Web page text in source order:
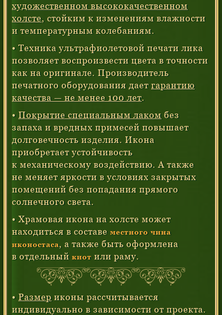
художественном высококачественном
холсте, стойким к изменениям влажности
и температурным колебаниям.
• Техника ультрафиолетовой печати лика
позволяет воспроизвести цвета в точности
как на оригинале. Производитель
печатного оборудования даетгарантию
качества — не менее 100 лет.
• Покрытие специальным лаком без
запаха и вредных примесей повышает
долговечность изделия. Икона
приобретает устойчивость
к механическому воздействию. А также
не меняет яркости в условиях закрытых
помещений без попадания прямого
солнечного света.
• Храмовая икона на холсте может
находиться в составе местного чина
иконостаса, а также быть оформлена
в отдельный киот или раму.
• Размер иконы рассчитывается
индивидуально в зависимости от проекта.